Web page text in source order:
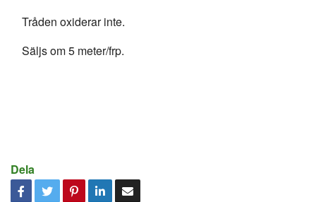
Tråden oxiderar inte.
Säljs om 5 meter/frp.
Dela